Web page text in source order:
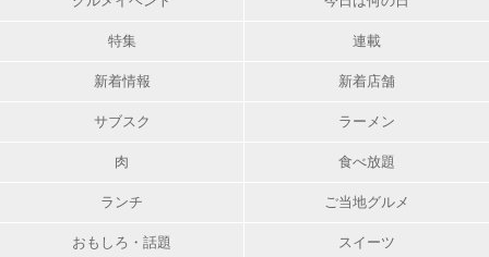
特集 連載
新着情報 新着店舗
サブスク ラーメン
肉 食べ放題
ランチ ご当地グルメ
おもしろ・話題 スイーツ